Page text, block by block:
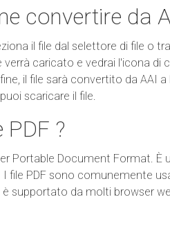
convertire da
il file dal selettore di file o
verrà caricato e vedrai l'icona di
il file sarà convertito da AAI a
scaricare il file.
PDF ?
Portable Document Format.
I file PDF sono comunemente
è supportato da molti browser